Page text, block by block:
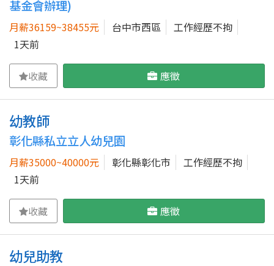
基金會辦理)
月薪36159~38455元 台中市西區
工作經歷不拘
1天前
收藏 應徵
幼教師
彰化縣私立立人幼兒園
月薪35000~40000元 彰化縣彰化市
工作經歷不拘
1天前
收藏 應徵
幼兒助教